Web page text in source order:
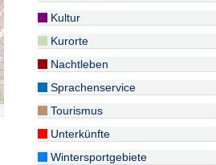
Kultur
Kurorte
Nachtleben
Sprachenservice
Tourismus
Unterkünfte
Wintersportgebiete